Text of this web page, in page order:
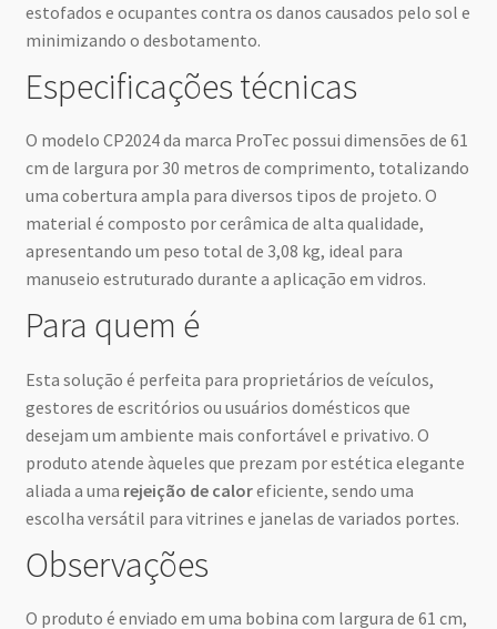
estofados e ocupantes contra os danos causados pelo sol e
minimizando o desbotamento.
Especificações técnicas
O modelo CP2024 da marca ProTec possui dimensões de 61
cm de largura por 30 metros de comprimento, totalizando
uma cobertura ampla para diversos tipos de projeto. O
material é composto por cerâmica de alta qualidade,
apresentando um peso total de 3,08 kg, ideal para
manuseio estruturado durante a aplicação em vidros.
Para quem é
Esta solução é perfeita para proprietários de veículos,
gestores de escritórios ou usuários domésticos que
desejam um ambiente mais confortável e privativo. O
produto atende àqueles que prezam por estética elegante
aliada a uma rejeição de caloreficiente, sendo uma
escolha versátil para vitrines e janelas de variados portes.
Observações
O produto é enviado em uma bobina com largura de 61 cm,